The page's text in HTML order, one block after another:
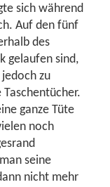
sich während
Auf den fünf
des
gelaufen sind,
zu
ganze Tüte
noch
seine
nicht mehr